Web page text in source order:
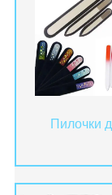
Пилочки